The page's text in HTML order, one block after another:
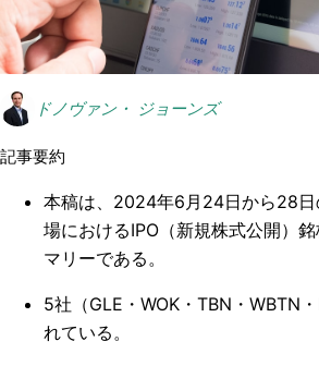
ドノヴァン・ ジョーンズ
記事要約
本稿は、2024年6月24日から28日
場におけるIPO（新規株式公開）
マリーである。
5社（GLE・WOK・TBN・WBTN
れている。